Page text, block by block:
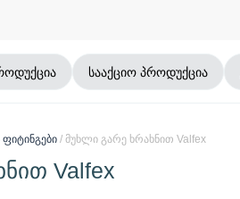
სააქციო პროდუქცია
/ მუხლი გარე ხრახნით Valfex
Valfex